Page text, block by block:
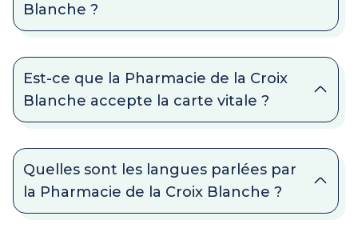
Blanche ?
Est-ce que la Pharmacie de la Croix
Blanche accepte la carte vitale ?
Quelles sont les langues parlées par
la Pharmacie de la Croix Blanche ?